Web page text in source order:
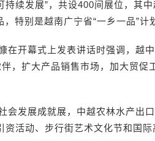
持续发展”，共设400间展位，其
特别是越南广宁省“一乡一品”计
在开幕式上发表讲话时强调，越
，扩大产品销售市场，加大贸促
会发展成就展，中越农林水产出
资活动、步行街艺术文化节和国